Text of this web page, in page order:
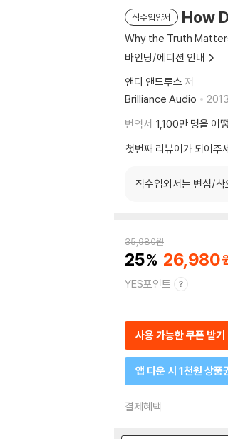
직수입양서 How
Why the Truth
바인딩/에디션 안내
앤디 앤드루스 저
Brilliance Audio
번역서 1,100만 명을 어
첫번째 리뷰어가 되어주
직수입외서는 변심/착
35,980원
25 26,980
YES포인트
사용 가능한 쿠폰 받기
앱 다운 시 1천원 상품
결제혜택